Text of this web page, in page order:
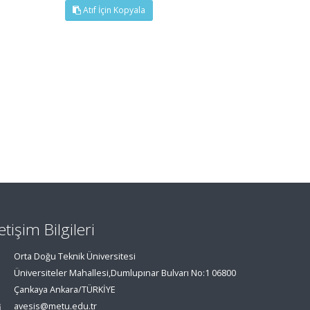
Atıf İçin Kopyala
Bilgileri
Orta Doğu Teknik Üniversitesi
Üniversiteler Mahallesi,Dumlupınar Bulvarı No:1 06800
Çankaya Ankara/TÜRKİYE
avesis@metu.edu.tr